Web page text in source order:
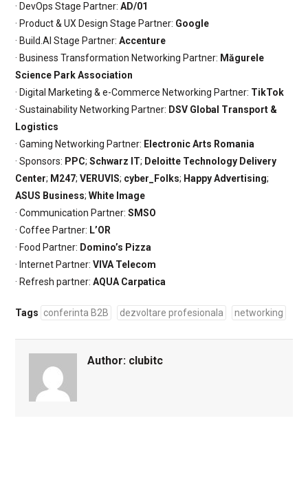
· DevOps Stage Partner: AD/01
· Product & UX Design Stage Partner: Google
· Build.AI Stage Partner: Accenture
· Business Transformation Networking Partner: Măgurele
Science Park Association
· Digital Marketing & e-Commerce Networking Partner: TikTok
· Sustainability Networking Partner: DSV Global Transport &
Logistics
· Gaming Networking Partner: Electronic Arts Romania
· Sponsors: PPC; Schwarz IT; Deloitte Technology Delivery
Center; M247; VERUVIS; cyber_Folks; Happy Advertising;
ASUS Business; White Image
· Communication Partner: SMSO
· Coffee Partner: L’OR
· Food Partner: Domino’s Pizza
· Internet Partner: VIVA Telecom
· Refresh partner: AQUA Carpatica
Tags conferinta B2B dezvoltare profesionala networking
Author: clubitc